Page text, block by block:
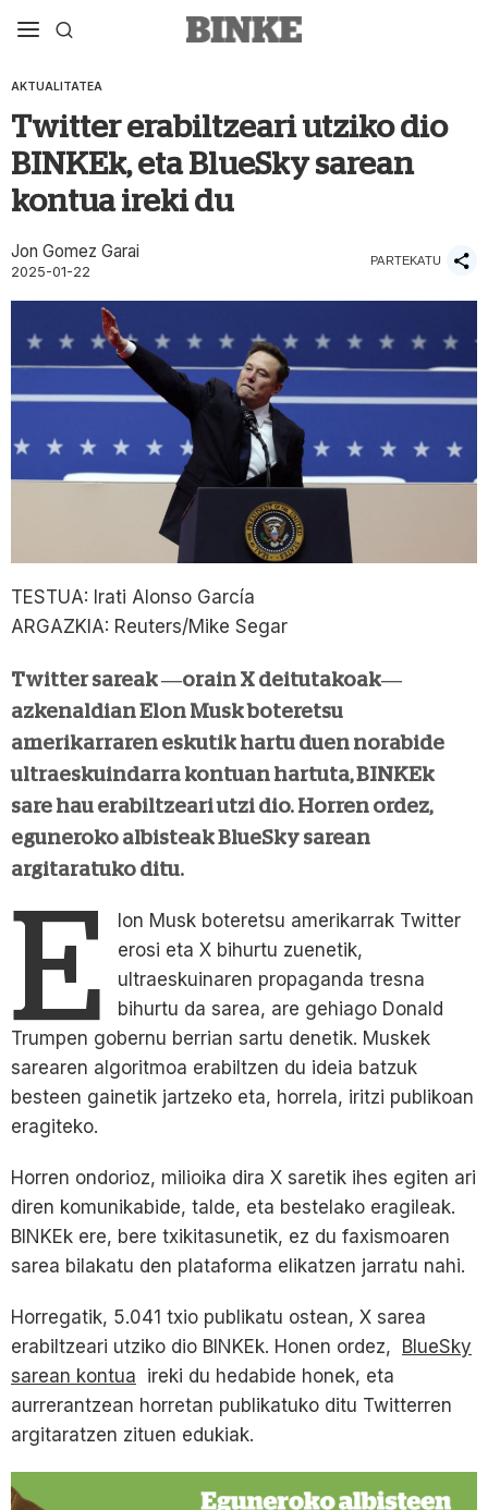
AKTUALITATEA
Twitter erabiltzeari utziko dio
BINKEk, eta BlueSky sarean
kontua ireki du
Jon Gomez Garai
2025-01-22
PARTEKATU
TESTUA: Irati Alonso García
ARGAZKIA: Reuters/Mike Segar
Twitter sareak —orain X deitutakoak—
azkenaldian Elon Musk boteretsu
amerikarraren eskutik hartu duen norabide
ultraeskuindarra kontuan hartuta, BINKEk
sare hau erabiltzeari utzi dio. Horren ordez,
eguneroko albisteak BlueSky sarean
argitaratuko ditu.
E
lon Musk boteretsu amerikarrak Twitter
erosi eta X bihurtu zuenetik,
ultraeskuinaren propaganda tresna
bihurtu da sarea, are gehiago Donald
Trumpen gobernu berrian sartu denetik. Muskek
sarearen algoritmoa erabiltzen du ideia batzuk
besteen gainetik jartzeko eta, horrela, iritzi publikoan
eragiteko.
Horren ondorioz, milioika dira X saretik ihes egiten ari
diren komunikabide, talde, eta bestelako eragileak.
BINKEk ere, bere txikitasunetik, ez du faxismoaren
sarea bilakatu den plataforma elikatzen jarratu nahi.
Horregatik, 5.041 txio publikatu ostean, X sarea
erabiltzeari utziko dio BINKEk. Honen ordez, BlueSky
sarean kontua ireki du hedabide honek, eta
aurrerantzean horretan publikatuko ditu Twitterren
argitaratzen zituen edukiak.